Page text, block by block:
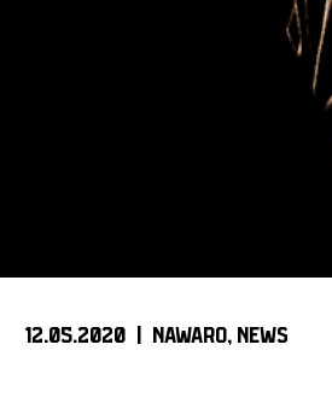
12.05.2020 | NAWARO NEWS